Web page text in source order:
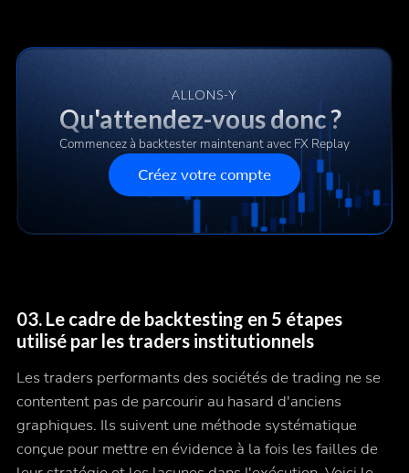
ALLONS-Y
Qu'attendez-vous donc ?
Commencez à backtester maintenant avec FX Replay
Créez votre compte
03. Le cadre de backtesting en 5 étapes
utilisé par les traders institutionnels
Les traders performants des sociétés de trading ne se
contentent pas de parcourir au hasard d'anciens
graphiques. Ils suivent une méthode systématique
conçue pour mettre en évidence à la fois les failles de